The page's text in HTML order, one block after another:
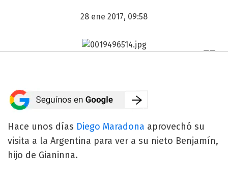
28 ene 2017, 09:58
Hace unos días Diego Maradona aprovechó su
visita a la Argentina para ver a su nieto Benjamín,
hijo de Gianinna.